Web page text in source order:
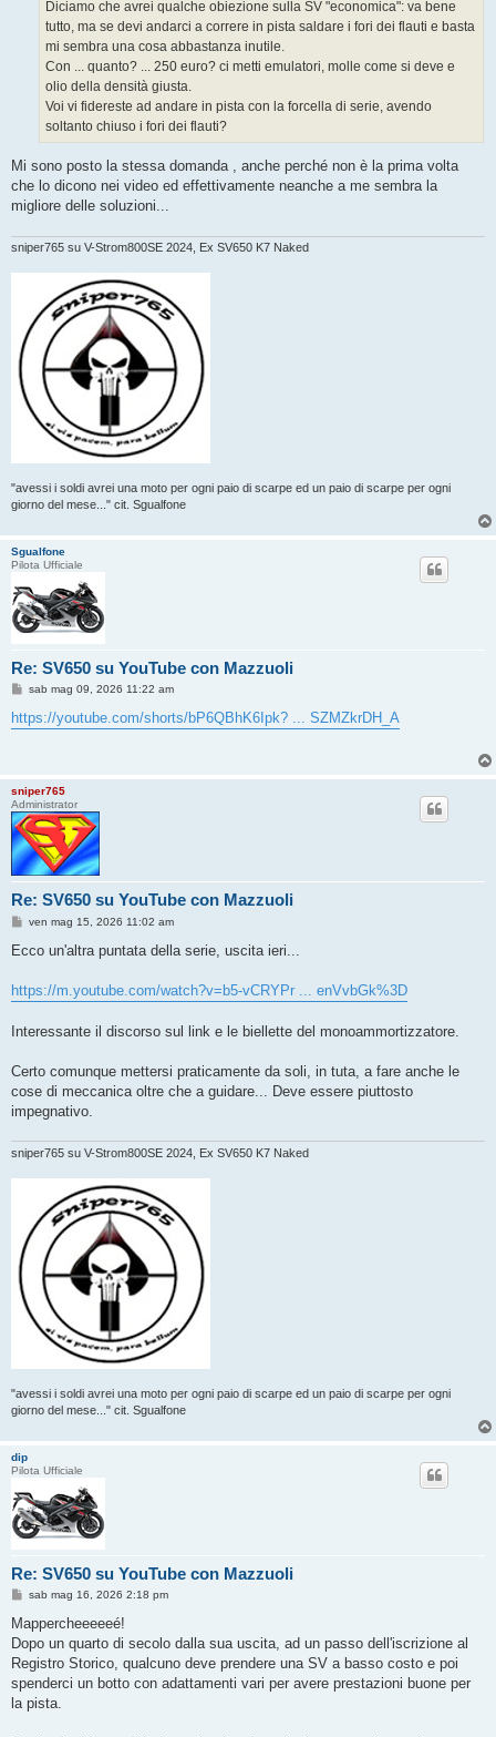
Diciamo che avrei qualche obiezione sulla SV "economica": va bene
tutto, ma se devi andarci a correre in pista saldare i fori dei flauti e basta
mi sembra una cosa abbastanza inutile.
Con ... quanto? ... 250 euro? ci metti emulatori, molle come si deve e
olio della densità giusta.
Voi vi fidereste ad andare in pista con la forcella di serie, avendo
soltanto chiuso i fori dei flauti?
Mi sono posto la stessa domanda , anche perché non è la prima volta
che lo dicono nei video ed effettivamente neanche a me sembra la
migliore delle soluzioni...
sniper765 su V-Strom800SE 2024, Ex SV650 K7 Naked
"avessi i soldi avrei una moto per ogni paio di scarpe ed un paio di scarpe per ogni
giorno del mese..." cit. Sgualfone
Sgualfone
Pilota Ufficiale
Re: SV650 su YouTube con Mazzuoli
M
s
s
i
o
sab mag 09, 2026 11:22 am
https://youtube.com/shorts/bP6QBhK6Ipk? ... SZMZkrDH_A
sniper765
Administrator
Re: SV650 su YouTube con Mazzuoli
M
s
g
g
o
ven mag 15, 2026 11:02 am
Ecco un'altra puntata della serie, uscita ieri...
https://m.youtube.com/watch?v=b5-vCRYPr ... enVvbGk%3D
Interessante il discorso sul link e le biellette del monoammortizzatore.
Certo comunque mettersi praticamente da soli, in tuta, a fare anche le
cose di meccanica oltre che a guidare... Deve essere piuttosto
impegnativo.
sniper765 su V-Strom800SE 2024, Ex SV650 K7 Naked
"avessi i soldi avrei una moto per ogni paio di scarpe ed un paio di scarpe per ogni
giorno del mese..." cit. Sgualfone
dip
Pilota Ufficiale
Re: SV650 su YouTube con Mazzuoli
M
s
a
g
g
i
o
sab mag 16, 2026 2:18 pm
Mappercheeeeeé!
Dopo un quarto di secolo dalla sua uscita, ad un passo dell'iscrizione al
Registro Storico, qualcuno deve prendere una SV a basso costo e poi
spenderci un botto con adattamenti vari per avere prestazioni buone per
la pista.